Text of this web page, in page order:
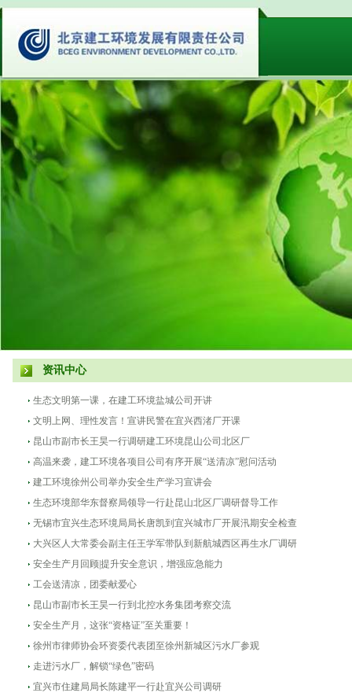
资讯中心
生态文明第一课，在建工环境盐城公司开讲
文明上网、理性发言！宣讲民警在宜兴西渚厂开课
昆山市副市长王昊一行调研建工环境昆山公司北区厂
高温来袭，建工环境各项目公司有序开展“送清凉”慰问活动
建工环境徐州公司举办安全生产学习宣讲会
生态环境部华东督察局领导一行赴昆山北区厂调研督导工作
无锡市宜兴生态环境局局长唐凯到宜兴城市厂开展汛期安全检查
大兴区人大常委会副主任王学军带队到新航城西区再生水厂调研
安全生产月回顾|提升安全意识，增强应急能力
工会送清凉，团委献爱心
昆山市副市长王昊一行到北控水务集团考察交流
安全生产月，这张“资格证”至关重要！
徐州市律师协会环资委代表团至徐州新城区污水厂参观
走进污水厂，解锁“绿色”密码
宜兴市住建局局长陈建平一行赴宜兴公司调研